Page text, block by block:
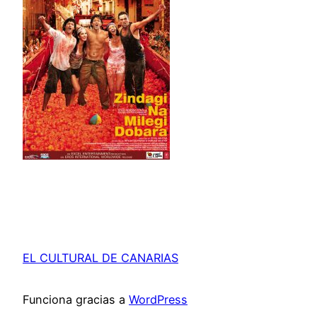
EL CULTURAL DE CANARIAS
Funciona gracias a WordPress